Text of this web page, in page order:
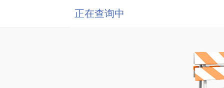
正在查询中